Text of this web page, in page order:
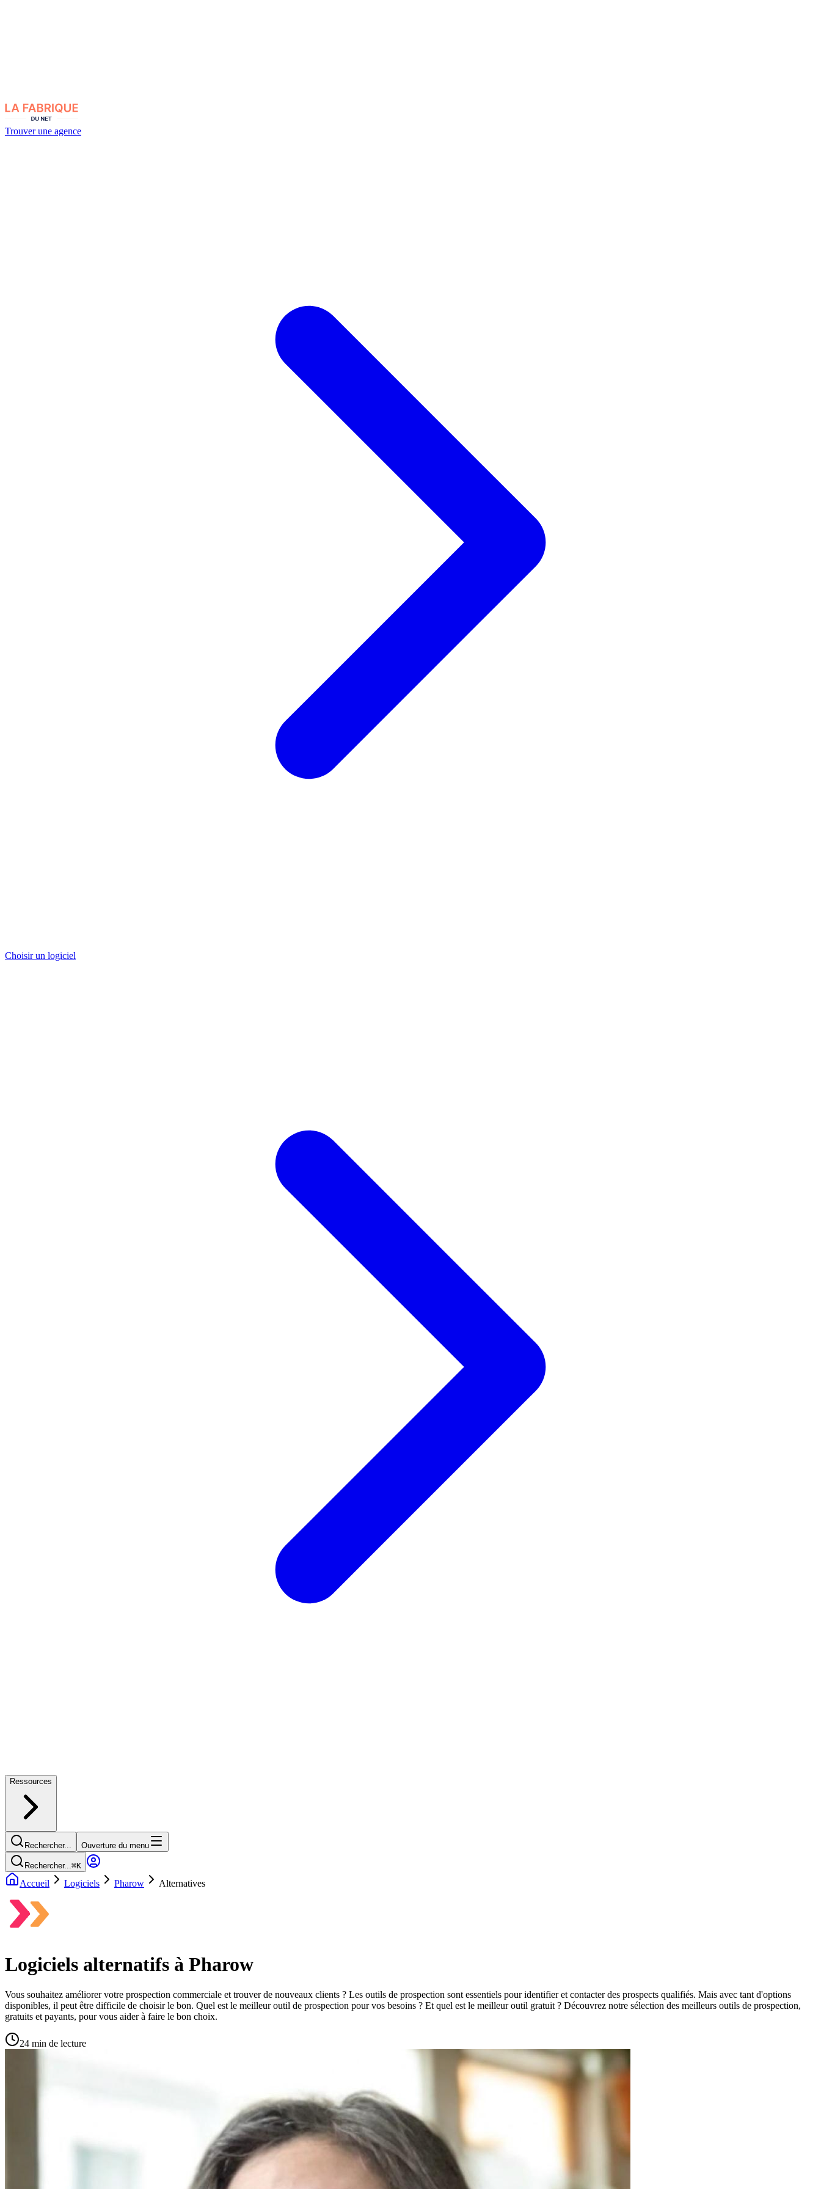
Trouver une agence
Choisir un logiciel
Ressources
Rechercher... Ouverture du menu
Rechercher...⌘K
Accueil Logiciels Pharow Alternatives
Logiciels alternatifs à Pharow
Vous souhaitez améliorer votre prospection commerciale et trouver de nouveaux clients ? Les outils de prospection sont essentiels pour identifier et contacter des prospects qualifiés. Mais avec tant d'options
disponibles, il peut être difficile de choisir le bon. Quel est le meilleur outil de prospection pour vos besoins ? Et quel est le meilleur outil gratuit ? Découvrez notre sélection des meilleurs outils de prospection,
gratuits et payants, pour vous aider à faire le bon choix.
24 min de lecture